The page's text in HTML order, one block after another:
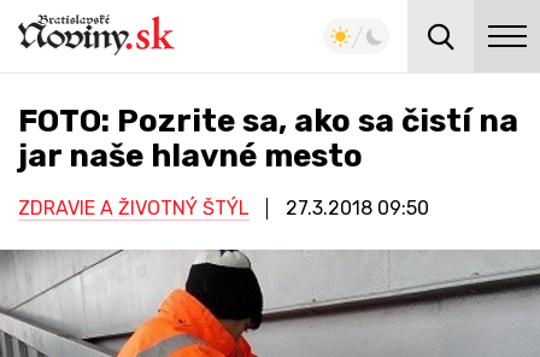
FOTO: Pozrite sa, ako sa čistí na
jar naše hlavné mesto
ZDRAVIE A ŽIVOTNÝ ŠTÝL 27.3.2018 09:50